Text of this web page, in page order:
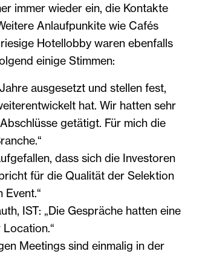
immer wieder ein, die Kontakte
Anlaufpunkite wie Cafés
Hotellobby waren ebenfalls
einige Stimmen:
ausgesetzt und stellen fest,
hat. Wir hatten sehr
getätigt. Für mich die
dass sich die Investoren
für die Qualität der Selektion
IST: „Die Gespräche hatten eine
Meetings sind einmalig in der